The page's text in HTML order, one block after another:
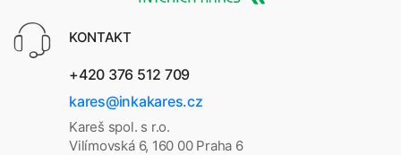
KONTAKT
+420 376 512 709
kares@inkakares.cz
Kareš spol. s r.o.
Vilímovská 6, 160 00 Praha 6